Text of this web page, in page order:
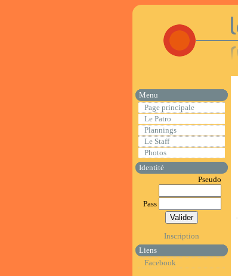
Menu
Page principale
Le Patro
Plannings
Le Staff
Photos
Identité
Pseudo
Pass
Inscription
Liens
Facebook